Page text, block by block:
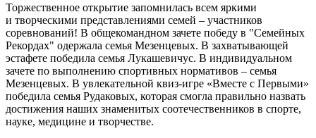
Торжественное открытие запомнилась всем яркими
и творческими представлениями семей – участников
соревнований! В общекомандном зачете победу в "Семейных
Рекордах" одержала семья Мезенцевых. В захватывающей
эстафете победила семья Лукашевичус. В индивидуальном
зачете по выполнению спортивных нормативов – семья
Мезенцевых. В увлекательной квиз-игре «Вместе с Первыми»
победила семья Рудаковых, которая смогла правильно назвать
достижения наших знаменитых соотечественников в спорте,
науке, медицине и творчестве.